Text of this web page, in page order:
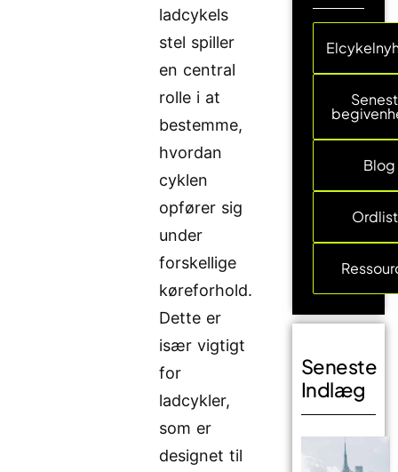
ladcykels
stel spiller
en central
rolle i at
bestemme,
hvordan
cyklen
opfører sig
under
forskellige
køreforhold.
Dette er
især vigtigt
for
ladcykler,
som er
designet til
Blog
Seneste
Indlæg